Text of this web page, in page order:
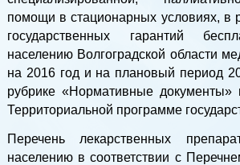
помощи в стационарных условиях, в
государственных гарантий
населению Волгоградской области
на 2016 год и на плановый период
рубрике «Нормативные
Территориальной программе
Перечень лекарственных
населению в соответствии с